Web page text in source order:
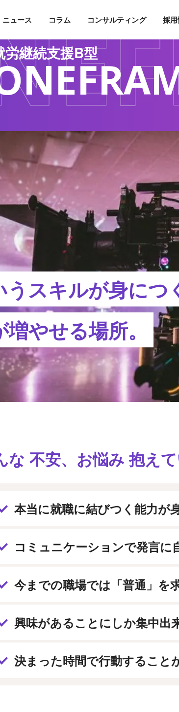
ニュース コラム コンサルティング 採
労継続支援B型
スキルが身につ
やせる場所。
な 不安、お悩み 抱え
本当に就職に結びつく能力が
コミュニケーションで発言に
今までの職場では「普通」を
興味があることにしか集中出
決まった時間で行動すること